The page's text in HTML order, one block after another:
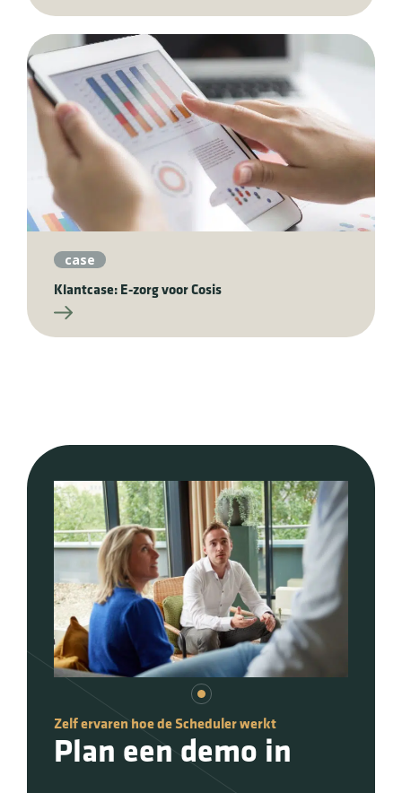
case
Klantcase: E-zorg voor Cosis
Zelf ervaren hoe de Scheduler werkt
Plan een demo in